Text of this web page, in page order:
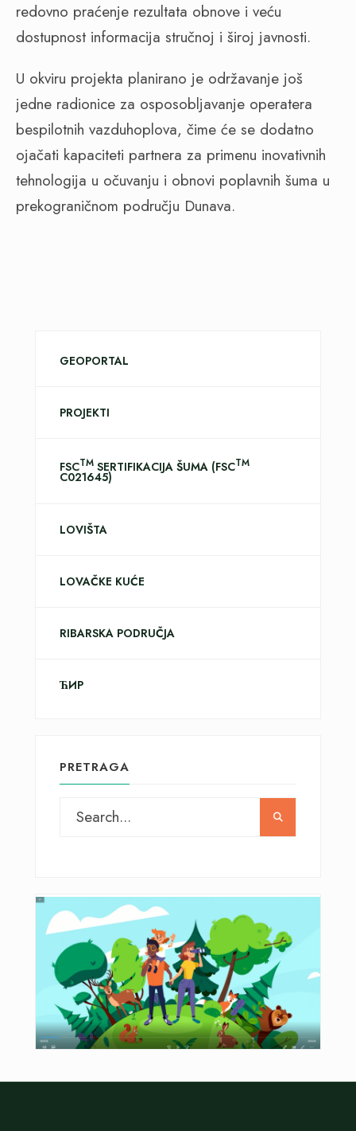
redovno praćenje rezultata obnove i veću
dostupnost informacija stručnoj i široj javnosti.
U okviru projekta planirano je održavanje još
jedne radionice za osposobljavanje operatera
bespilotnih vazduhoplova, čime će se dodatno
ojačati kapaciteti partnera za primenu inovativnih
tehnologija u očuvanju i obnovi poplavnih šuma u
prekograničnom području Dunava.
GEOPORTAL
PROJEKTI
FSCTM SERTIFIKACIJA ŠUMA (FSCTM
C021645)
LOVIŠTA
LOVAČKE KUĆE
RIBARSKA PODRUČJA
ЋИР
PRETRAGA